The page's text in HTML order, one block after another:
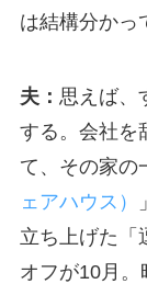
は結構分かっ
夫： 思えば、
する。会社を
て、その家の
ェアハウス）
立ち上げた「
オフが10月